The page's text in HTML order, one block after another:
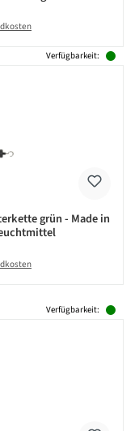
Verfügbarkeit:
grün - Made in
Verfügbarkeit: